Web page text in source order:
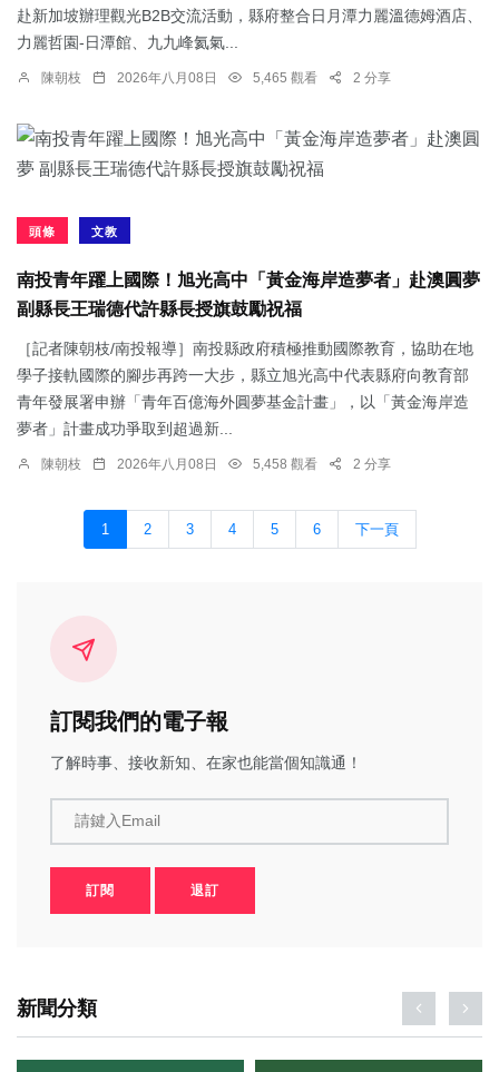
赴新加坡辦理觀光B2B交流活動，縣府整合日月潭力麗溫德姆酒店、
力麗哲園-日潭館、九九峰氦氣...
陳朝枝 2026年八月08日 5,465 觀看 2 分享
頭條 文教
南投青年躍上國際！旭光高中「黃金海岸造夢者」赴澳圓夢
副縣長王瑞德代許縣長授旗鼓勵祝福
［記者陳朝枝/南投報導］南投縣政府積極推動國際教育，協助在地
學子接軌國際的腳步再跨一大步，縣立旭光高中代表縣府向教育部
青年發展署申辦「青年百億海外圓夢基金計畫」，以「黃金海岸造
夢者」計畫成功爭取到超過新...
陳朝枝 2026年八月08日 5,458 觀看 2 分享
1 2 3 4 5 6 下一頁
訂閱我們的電子報
了解時事、接收新知、在家也能當個知識通！
請鍵入Email
訂閱 退訂
新聞分類